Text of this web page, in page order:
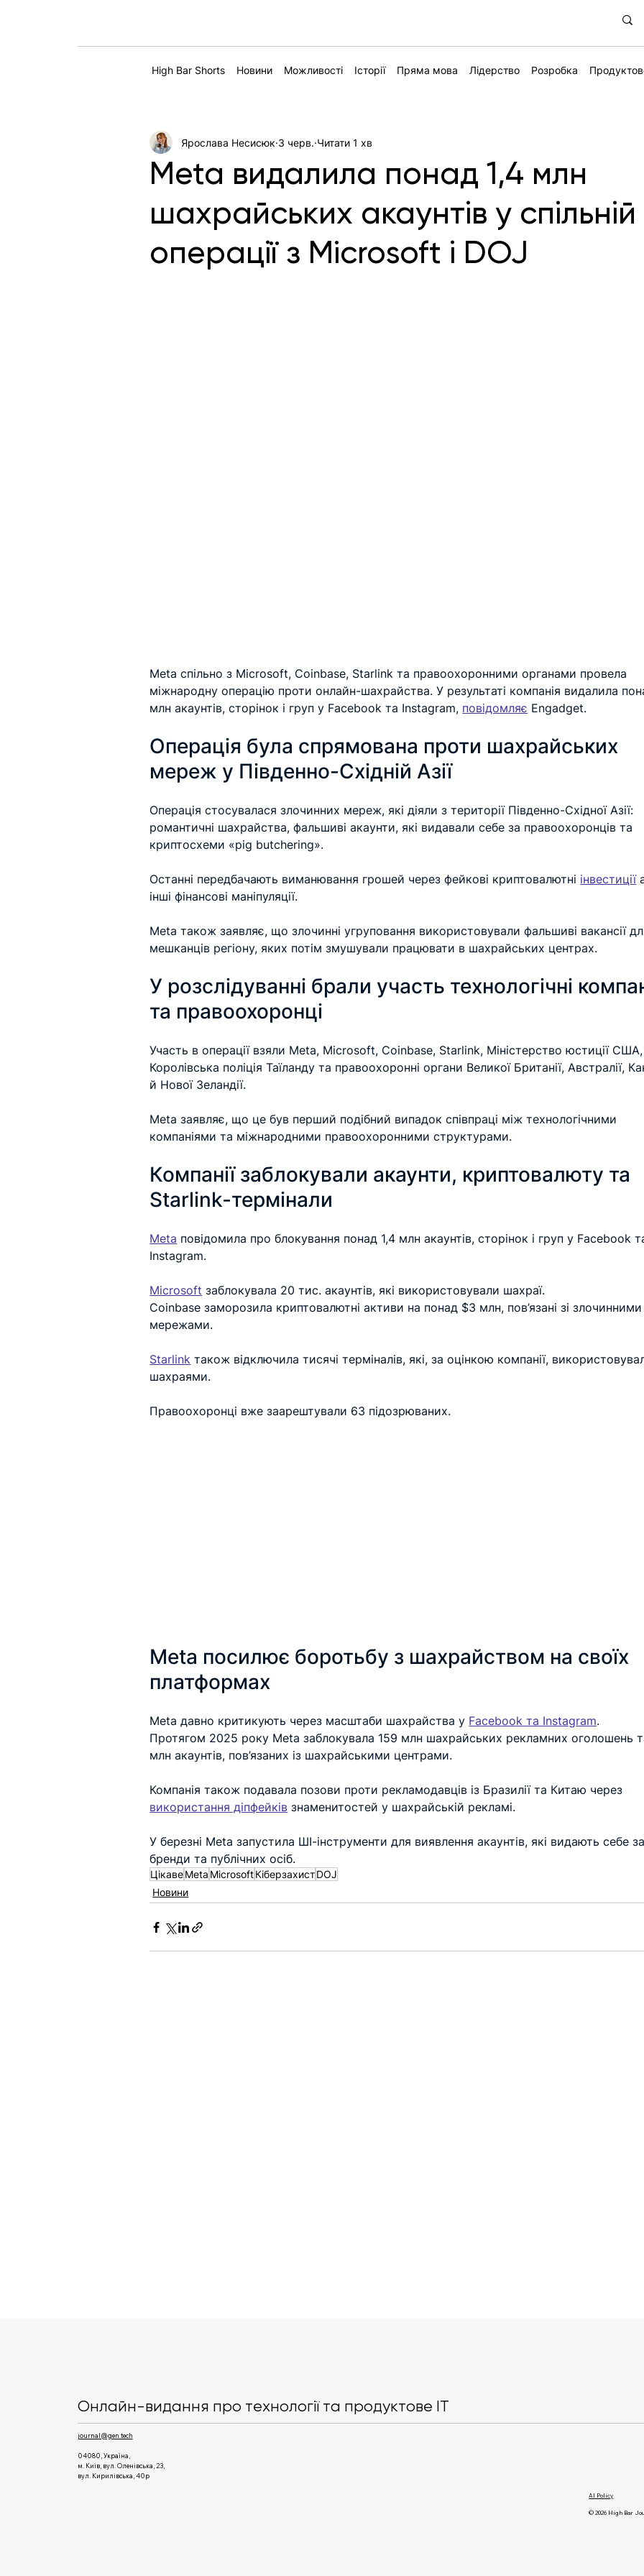
High Bar Shorts Новини Можливості Історії Пряма мова Лідерство Розробка
Meta видалила понад 1,4 млн
шахрайських акаунтів у спільній
операції з Microsoft і DOJ
Ярослава Несисюк 3 черв. Читати 1 хв
Meta спільно з Microsoft, Coinbase, Starlink та правоохоронними органами провела
міжнародну операцію проти онлайн-шахрайства. У результаті компанія видалила
млн акаунтів, сторінок і груп у Facebook та Instagram, повідомляє Engadget.
Операція була спрямована проти шахрайських
мереж у Південно-Східній Азії
Операція стосувалася злочинних мереж, які діяли з території Південно-Східної Азії:
романтичні шахрайства, фальшиві акаунти, які видавали себе за правоохоронців та
криптосхеми «pig butchering».
Останні передбачають виманювання грошей через фейкові криптовалютні інвестиції
інші фінансові маніпуляції.
Meta також заявляє, що злочинні угруповання використовували фальшиві вакансії
мешканців регіону, яких потім змушували працювати в шахрайських центрах.
У розслідуванні брали участь технологічні
та правоохоронці
Участь в операції взяли Meta, Microsoft, Coinbase, Starlink, Міністерство юстиції США,
Королівська поліція Таїланду та правоохоронні органи Великої Британії, Австралії,
й Нової Зеландії.
Meta заявляє, що це був перший подібний випадок співпраці між технологічними
компаніями та міжнародними правоохоронними структурами.
Компанії заблокували акаунти, криптовалюту та
Starlink-термінали
Meta повідомила про блокування понад 1,4 млн акаунтів, сторінок і груп у Facebook
Instagram.
Microsoft заблокувала 20 тис. акаунтів, які використовували шахраї.
Coinbase заморозила криптовалютні активи на понад $3 млн, пов’язані зі злочинними
мережами.
Starlink також відключила тисячі терміналів, які, за оцінкою компанії,
шахраями.
Правоохоронці вже заарештували 63 підозрюваних.
Meta посилює боротьбу з шахрайством на своїх
платформах
Meta давно критикують через масштаби шахрайства у Facebook та Instagram.
Протягом 2025 року Meta заблокувала 159 млн шахрайських рекламних оголошень
млн акаунтів, пов’язаних із шахрайськими центрами.
Компанія також подавала позови проти рекламодавців із Бразилії та Китаю через
використання діпфейків знаменитостей у шахрайській рекламі.
У березні Meta запустила ШІ-інструменти для виявлення акаунтів, які видають себе за
бренди та публічних осіб.
ЦікавеMeta MicrosoftКіберзахистDOJ
Новини
автоматично атакувати
мережі
ШІ-відповідей Google
Онлайн-видання про технології та продуктове IT
journal@gen.tech
04080, Україна,
м. Київ, вул. Оленівська, 23,​
вул. Кирилівська, 40р
AI Policy
© 2026 High Bar